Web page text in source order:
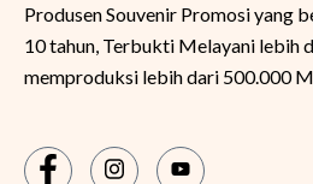
Produsen Souvenir Promosi yang
10 tahun, Terbukti Melayani lebih
memproduksi lebih dari 500.000